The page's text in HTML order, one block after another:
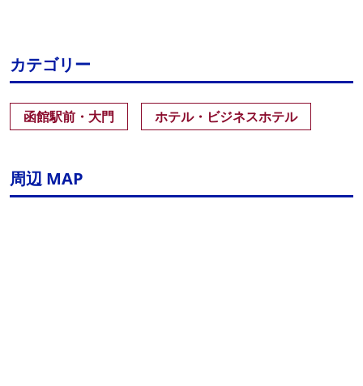
カテゴリー
函館駅前・大門 ホテル・ビジネスホテル
周辺 MAP